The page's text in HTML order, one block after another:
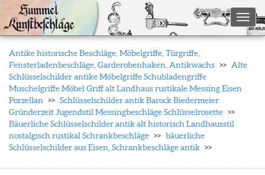
Antike historische Beschläge, Möbelgriffe, Türgriffe,
Fensterladenbeschläge, Garderobenhaken, Antikwachs
Alte
Schlüsselschilder antike Möbelgriffe Schubladengriffe
Muschelgriffe Möbel Griff alt Landhaus rustikale Messing Eisen
Porzellan
Schlüsselschilder antik Barock Biedermeier
Gründerzeit Jugendstil Messingbeschläge Schlüsselrosette
Bäuerliche Schlüsselschilder antik alt historisch Landhausstil
nostalgisch rustikal Schrankbeschläge
bäuerliche
Schlüsselschilder aus Eisen, Schrankbeschläge antik